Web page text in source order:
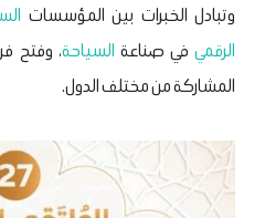
وتبادل الخبرات بين المؤسسات
الرقميفي صناعة السياحة، وفتح
المشاركة من مختلف الدول.